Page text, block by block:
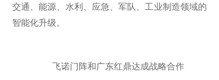
交通、能源、水利、应急、军队、工业制造领域的
智能化升级。
飞诺门阵和广东红鼎达成战略合作